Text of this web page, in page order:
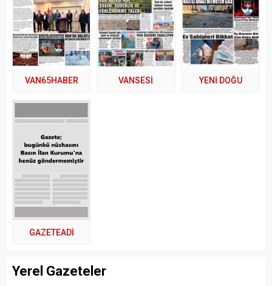
VAN65HABER VANSESİ YENİ DOĞU
GAZETEADI
Yerel Gazeteler